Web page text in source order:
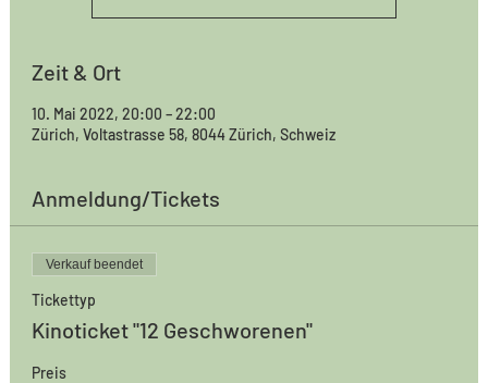
Zeit & Ort
10. Mai 2022, 20:00 – 22:00
Zürich, Voltastrasse 58, 8044 Zürich, Schweiz
Anmeldung/Tickets
Verkauf beendet
Tickettyp
Kinoticket "12 Geschworenen"
Preis